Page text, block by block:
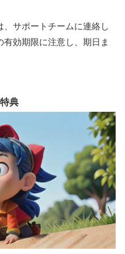
サポートチームに連絡し
有効期限に注意し、期日ま
典